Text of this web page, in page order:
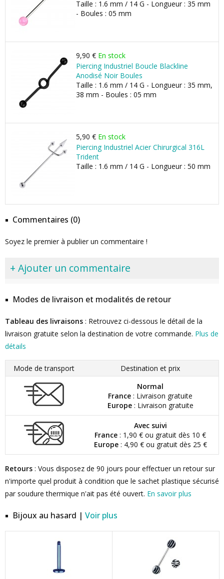
Taille : 1.6 mm / 14 G - Longueur : 35 mm
- Boules : 05 mm
9,90 € En stock
Piercing Industriel Boucle Blackline
Anodisé Noir Boules
Taille : 1.6 mm / 14 G - Longueur : 35 mm,
38 mm - Boules : 05 mm
5,90 € En stock
Piercing Industriel Acier Chirurgical 316L
Trident
Taille : 1.6 mm / 14 G - Longueur : 50 mm
Commentaires (0)
Soyez le premier à publier un commentaire !
+ Ajouter un commentaire
Modes de livraison et modalités de retour
Tableau des livraisons : Retrouvez ci-dessous le détail de la
livraison gratuite selon la destination de votre commande. Plus de
détails
Mode de transport
Destination et prix
Normal
France : Livraison gratuite
Europe: Livraison gratuite
Avec suivi
France : 1,90 € ou gratuit dès 10 €
Europe: 4,90 € ou gratuit dès 25 €
Retours : Vous disposez de 90 jours pour effectuer un retour sur
n'importe quel produit à condition que le sachet plastique sécurisé
par soudure thermique n'ait pas été ouvert. En savoir plus
Bijoux au hasard | Voir plus